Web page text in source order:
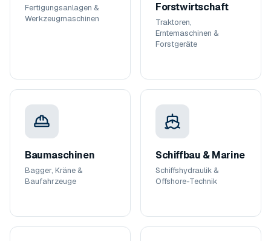
Fertigungsanlagen &
Werkzeugmaschinen
Forstwirtschaft
Traktoren,
Erntemaschinen &
Forstgeräte
Baumaschinen
Bagger, Kräne &
Baufahrzeuge
Schiffbau & Marine
Schiffshydraulik &
Offshore-Technik